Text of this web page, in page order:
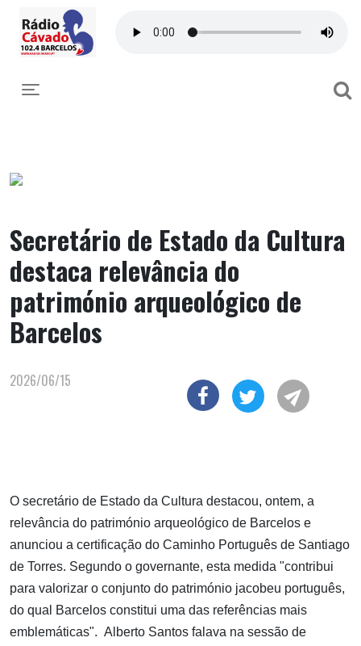
Toggle navigation
Secretário de Estado da Cultura
destaca relevância do
património arqueológico de
Barcelos
2026/06/15
O secretário de Estado da Cultura destacou, ontem, a
relevância do património arqueológico de Barcelos e
anunciou a certificação do Caminho Português de Santiago
de Torres. Segundo o governante, esta medida "contribui
para valorizar o conjunto do património jacobeu português,
do qual Barcelos constitui uma das referências mais
emblemáticas". Alberto Santos falava na sessão de